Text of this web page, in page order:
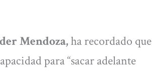
Mendoza,ha recordado que
para “sacar adelante